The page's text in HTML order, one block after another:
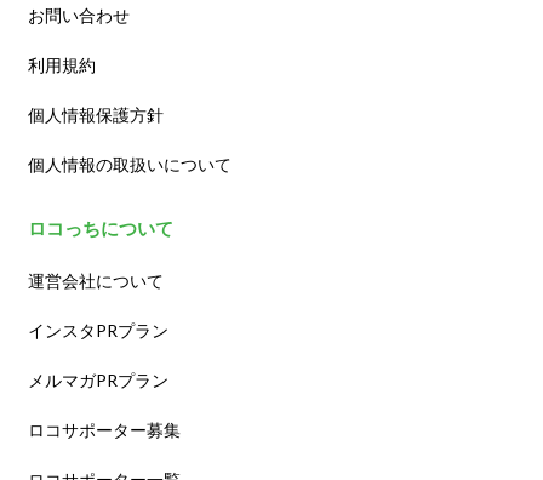
お問い合わせ
利用規約
個人情報保護方針
個人情報の取扱いについて
ロコっちについて
運営会社について
インスタPRプラン
メルマガPRプラン
ロコサポーター募集